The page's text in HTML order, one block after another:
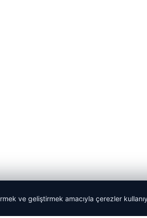
ve geliştirmek amacıyla çerezler